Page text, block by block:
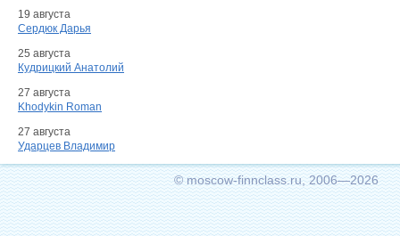
19 августа
Сердюк Дарья
25 августа
Кудрицкий Анатолий
27 августа
Khodykin Roman
27 августа
Ударцев Владимир
© moscow-finnclass.ru, 2006—2026